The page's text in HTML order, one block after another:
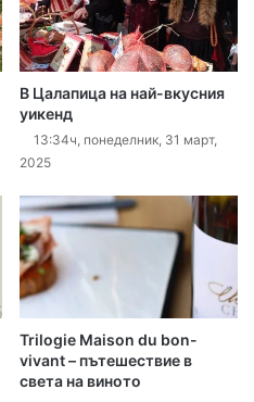
В Цалапица на най-вкусния
уикенд
13:34ч, понеделник, 31 март,
2025
Trilogie Maison du bon-
vivant – пътешествие в
света на виното